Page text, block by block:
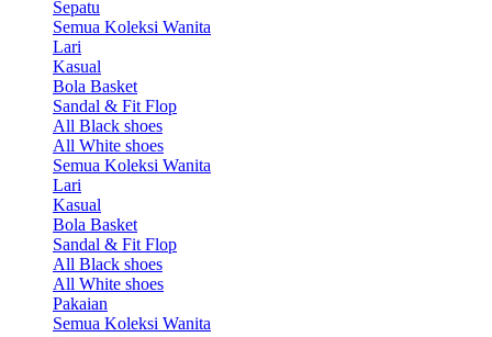
Sepatu
Semua Koleksi Wanita
Lari
Kasual
Bola Basket
Sandal & Fit Flop
All Black shoes
All White shoes
Semua Koleksi Wanita
Lari
Kasual
Bola Basket
Sandal & Fit Flop
All Black shoes
All White shoes
Pakaian
Semua Koleksi Wanita